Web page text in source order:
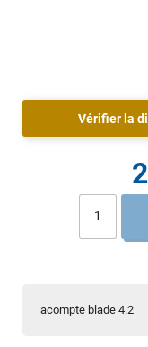
acompte blade 4.2
Vérifier la